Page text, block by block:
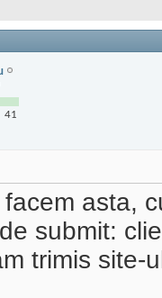
41
asta,
submit:
trimis